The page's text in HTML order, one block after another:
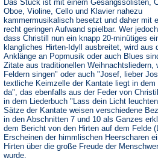
Das Stück ist mit einem Gesangssolisten,
Oboe, Violine, Cello und Klavier nahezu
kammermusikalisch besetzt und daher mit
recht geringen Aufwand spielbar. Wer
dass Christill nun ein knapp 20-minütiges
klangliches Hirten-Idyll ausbreitet, wird
Anklänge an Popmusik oder auch Blues
Zitate aus traditionellen
Feldern singen" oder auch "Josef, lieber
textliche Keimzelle der Kantate liegt in
da", das ebenfalls aus der Feder von
in dem Liederbuch "Lass dein Licht
Sätze der Kantate weisen verschiedene
in den Abschnitten 7 und 10 als Ganzes
dem Bericht von den Hirten auf dem Felde
Erscheinen der himmlischen Heerscharen
Hirten über die große Freude der
wurde.